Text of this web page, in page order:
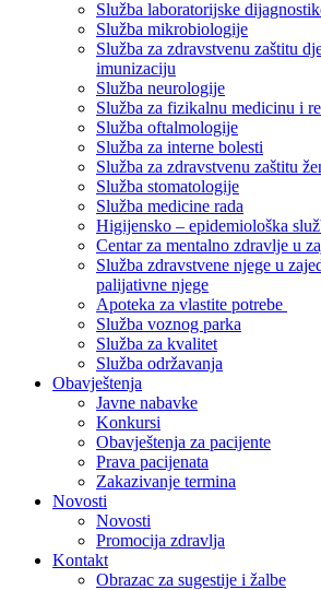
Služba laboratorijske
Služba mikrobiologije
Služba za zdravstvenu zaštitu
imunizaciju
Služba neurologije
Služba za fizikalnu medicinu i
Služba oftalmologije
Služba za interne bolesti
Služba za zdravstvenu zaštitu
Služba stomatologije
Služba medicine rada
Higijensko – epidemiološka
Centar za mentalno zdravlje u
Služba zdravstvene njege u
palijativne njege
Apoteka za vlastite potrebe
Služba voznog parka
Služba za kvalitet
Služba održavanja
Obavještenja
Javne nabavke
Konkursi
Obavještenja za pacijente
Prava pacijenata
Zakazivanje termina
Novosti
Novosti
Promocija zdravlja
Kontakt
Obrazac za sugestije i žalbe